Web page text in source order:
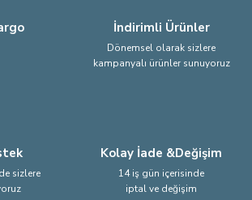
eksik bilgiler bulunuyor.İndirimli Ürünler
Dönemsel olarak sizlere
kampanyalı ürünler sunuyoruz
sizlere
Kolay İade &Değişim
14 iş gün içerisinde
iptal ve değişim